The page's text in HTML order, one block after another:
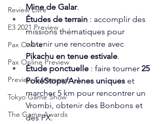
Review Livre
E3 2021 Preview
Pax Online
Pax Online Preview
Preview Gamescom
Tokyo Game Show
The Game Awards
Mine de Galar.
Études de terrain : accomplir des
missions thématiques pour
obtenir une rencontre avec
Pikachu en tenue estivale.
Étude ponctuelle : faire tourner 25
PokéStops/Arènes uniques et
marcher 5 km pour rencontrer un
Vrombi, obtenir des Bonbons et
des PX.